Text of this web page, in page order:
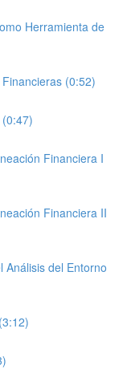
Herramienta de
(0:52)
Financiera I
Financiera II
Análisis del Entorno